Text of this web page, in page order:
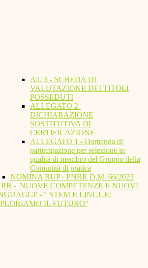
All. 3 - SCHEDA DI
VALUTAZIONE DEI TITOLI
POSSEDUTI
ALLEGATO 2-
DICHIARAZIONE
SOSTITUTIVA DI
CERTIFICAZIONE
ALLEGATO 1 - Domanda di
partecipazione per selezione in
qualità di membro del Gruppo della
Comunità di pratica
NOMINA RUP - PNRR D.M. 66/2023
- 'NUOVE COMPETENZE E NUOVI
- " STEM E LINGUE:
IL FUTURO"